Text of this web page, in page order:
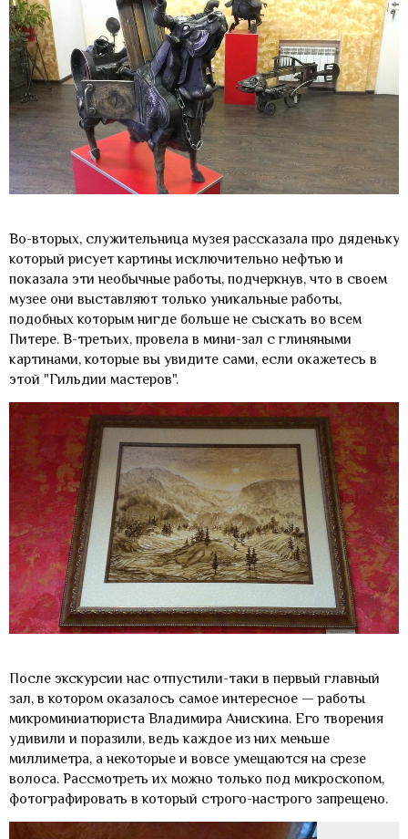
Во-вторых, служительница музея рассказала про дяденьку,
который рисует картины исключительно нефтью и
показала эти необычные работы, подчеркнув, что в своем
музее они выставляют только уникальные работы,
подобных которым нигде больше не сыскать во всем
Питере. В-третьих, провела в мини-зал с глиняными
картинами, которые вы увидите сами, если окажетесь в
этой "Гильдии мастеров".
После экскурсии нас отпустили-таки в первый главный
зал, в котором оказалось самое интересное — работы
микроминиатюриста Владимира Анискина. Его творения
удивили и поразили, ведь каждое из них меньше
миллиметра, а некоторые и вовсе умещаются на срезе
волоса. Рассмотреть их можно только под микроскопом,
фотографировать в который строго-настрого запрещено.